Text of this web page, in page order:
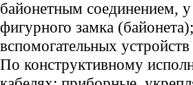
байонетным соединением,
фигурного замка
вспомогательных
По конструктивному